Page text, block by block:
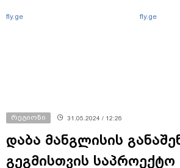
fly.ge fly.ge
რეგიონი 31.05.2024 / 12:26
დაბა მანგლისის
გეგმისთვის საპროექტო